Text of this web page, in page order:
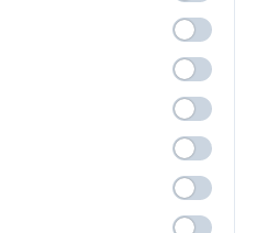
Comercial
Condominio